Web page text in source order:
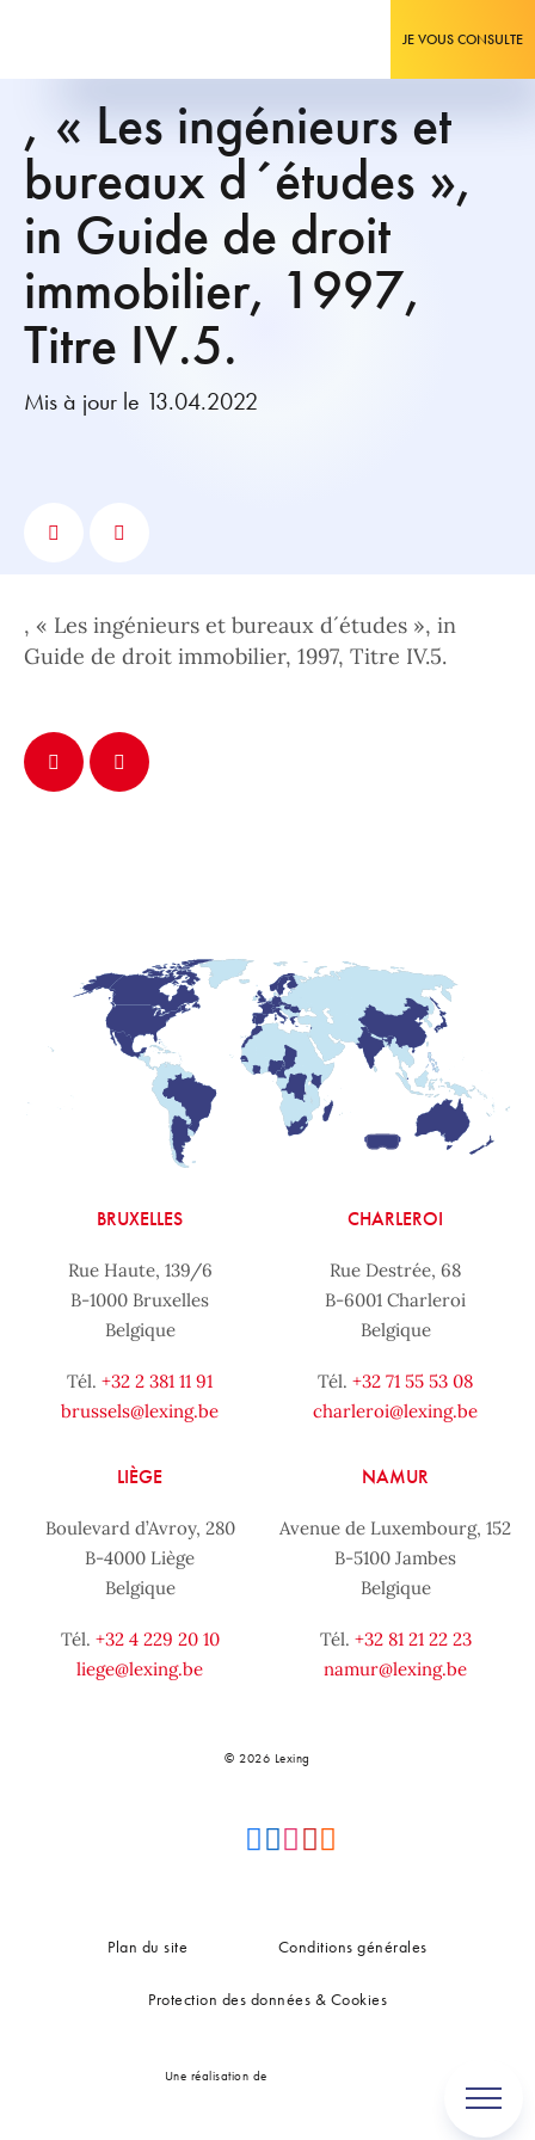
JE VOUS CONSULTE
, « Les ingénieurs et
bureaux d´études »,
in Guide de droit
immobilier, 1997,
Titre IV.5.
Mis à jour le 13.04.2022
, « Les ingénieurs et bureaux d´études », in
Guide de droit immobilier, 1997, Titre IV.5.
BRUXELLES
Rue Haute, 139/6
B-1000 Bruxelles
Belgique
Tél. +32 2 381 11 91
brussels@lexing.be
CHARLEROI
Rue Destrée, 68
B-6001 Charleroi
Belgique
Tél. +32 71 55 53 08
charleroi@lexing.be
LIÈGE
Boulevard d’Avroy, 280
B-4000 Liège
Belgique
Tél. +32 4 229 20 10
liege@lexing.be
NAMUR
Avenue de Luxembourg, 152
B-5100 Jambes
Belgique
Tél. +32 81 21 22 23
namur@lexing.be
© 2026 Lexing
Plan du site Conditions générales
Protection des données & Cookies
Une réalisation de